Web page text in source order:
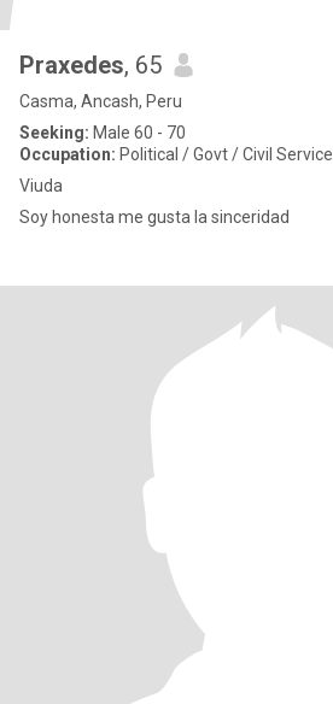
Praxedes, 65
Casma, Ancash, Peru
Seeking: Male 60 - 70
Occupation: Political / Govt / Civil Service
Viuda
Soy honesta me gusta la sinceridad